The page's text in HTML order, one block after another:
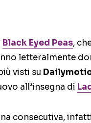
Black Eyed Peas,
letteralmente
visti su
all’insegna di
consecutiva,